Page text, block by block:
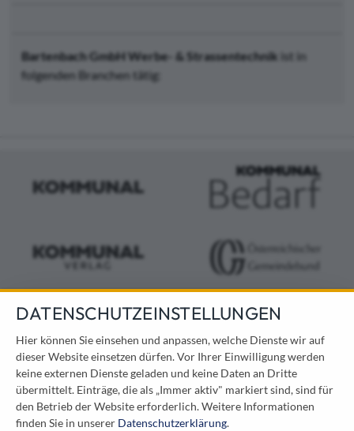
Bartenbach GmbH Werbe- & Strassentechnik ist in
folgenden Branchen tätig:
KONTAKT
Österreichischer Kommunal-Verlag GmbH
Löwelstraße 6 / 2. Stock
1010 Wien
messe@kommunal.at
DATENSCHUTZEINSTELLUNGEN
Hier können Sie einsehen und anpassen, welche Dienste wir auf
dieser Website einsetzen dürfen. Vor Ihrer Einwilligung werden
keine externen Dienste geladen und keine Daten an Dritte
übermittelt. Einträge, die als „Immer aktiv" markiert sind, sind für
den Betrieb der Website erforderlich.Weitere Informationen
finden Sie in unserer Datenschutzerklärung.